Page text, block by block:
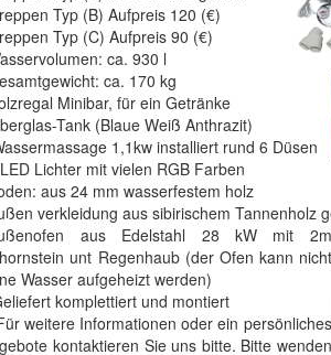
Typ (B) Aufpreis 120 (€)
Typ (C) Aufpreis 90 (€)
ca. 930 l
ca. 170 kg
Minibar, für ein Getränke
Tank (Blaue Weiß Anthrazit)
1,1kw installiert rund 6 Düsen
Lichter mit vielen RGB Farben
aus 24 mm wasserfestem holz
verkleidung aus sibirischem Tannenholz
aus Edelstahl 28 kW mit 2m
unt Regenhaub (der Ofen kann nicht
Wasser aufgeheizt werden)
komplettiert und montiert
weitere Informationen oder ein persönliches
kontaktieren Sie uns bitte. Bitte wenden